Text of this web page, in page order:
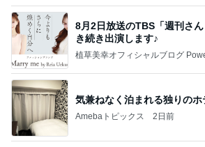
気兼ねなく泊まれる独りのホ
Amebaトピックス 2日前
地獄
日本人 1日前